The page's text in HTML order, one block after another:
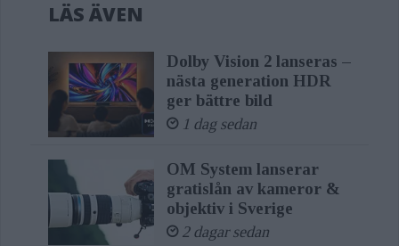
LÄS ÄVEN
Dolby Vision 2 lanseras –
nästa generation HDR
ger bättre bild
1 dag sedan
OM System lanserar
gratislån av kameror &
objektiv i Sverige
2 dagar sedan